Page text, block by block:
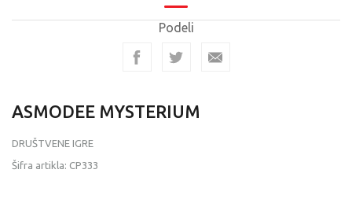
Podeli
ASMODEE MYSTERIUM
DRUŠTVENE IGRE
Šifra artikla: CP333